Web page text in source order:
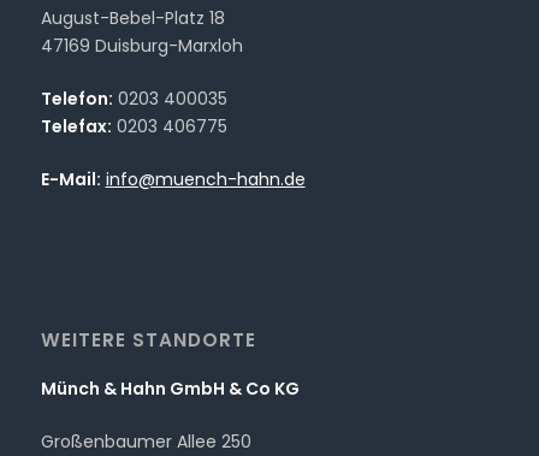
August-Bebel-Platz 18
47169 Duisburg-Marxloh
Telefon: 0203 400035
Telefax: 0203 406775
E-Mail: info@muench-hahn.de
WEITERE STANDORTE
Münch & Hahn GmbH & Co KG
Großenbaumer Allee 250